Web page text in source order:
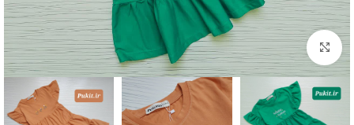
بزرگنمایی تصویر